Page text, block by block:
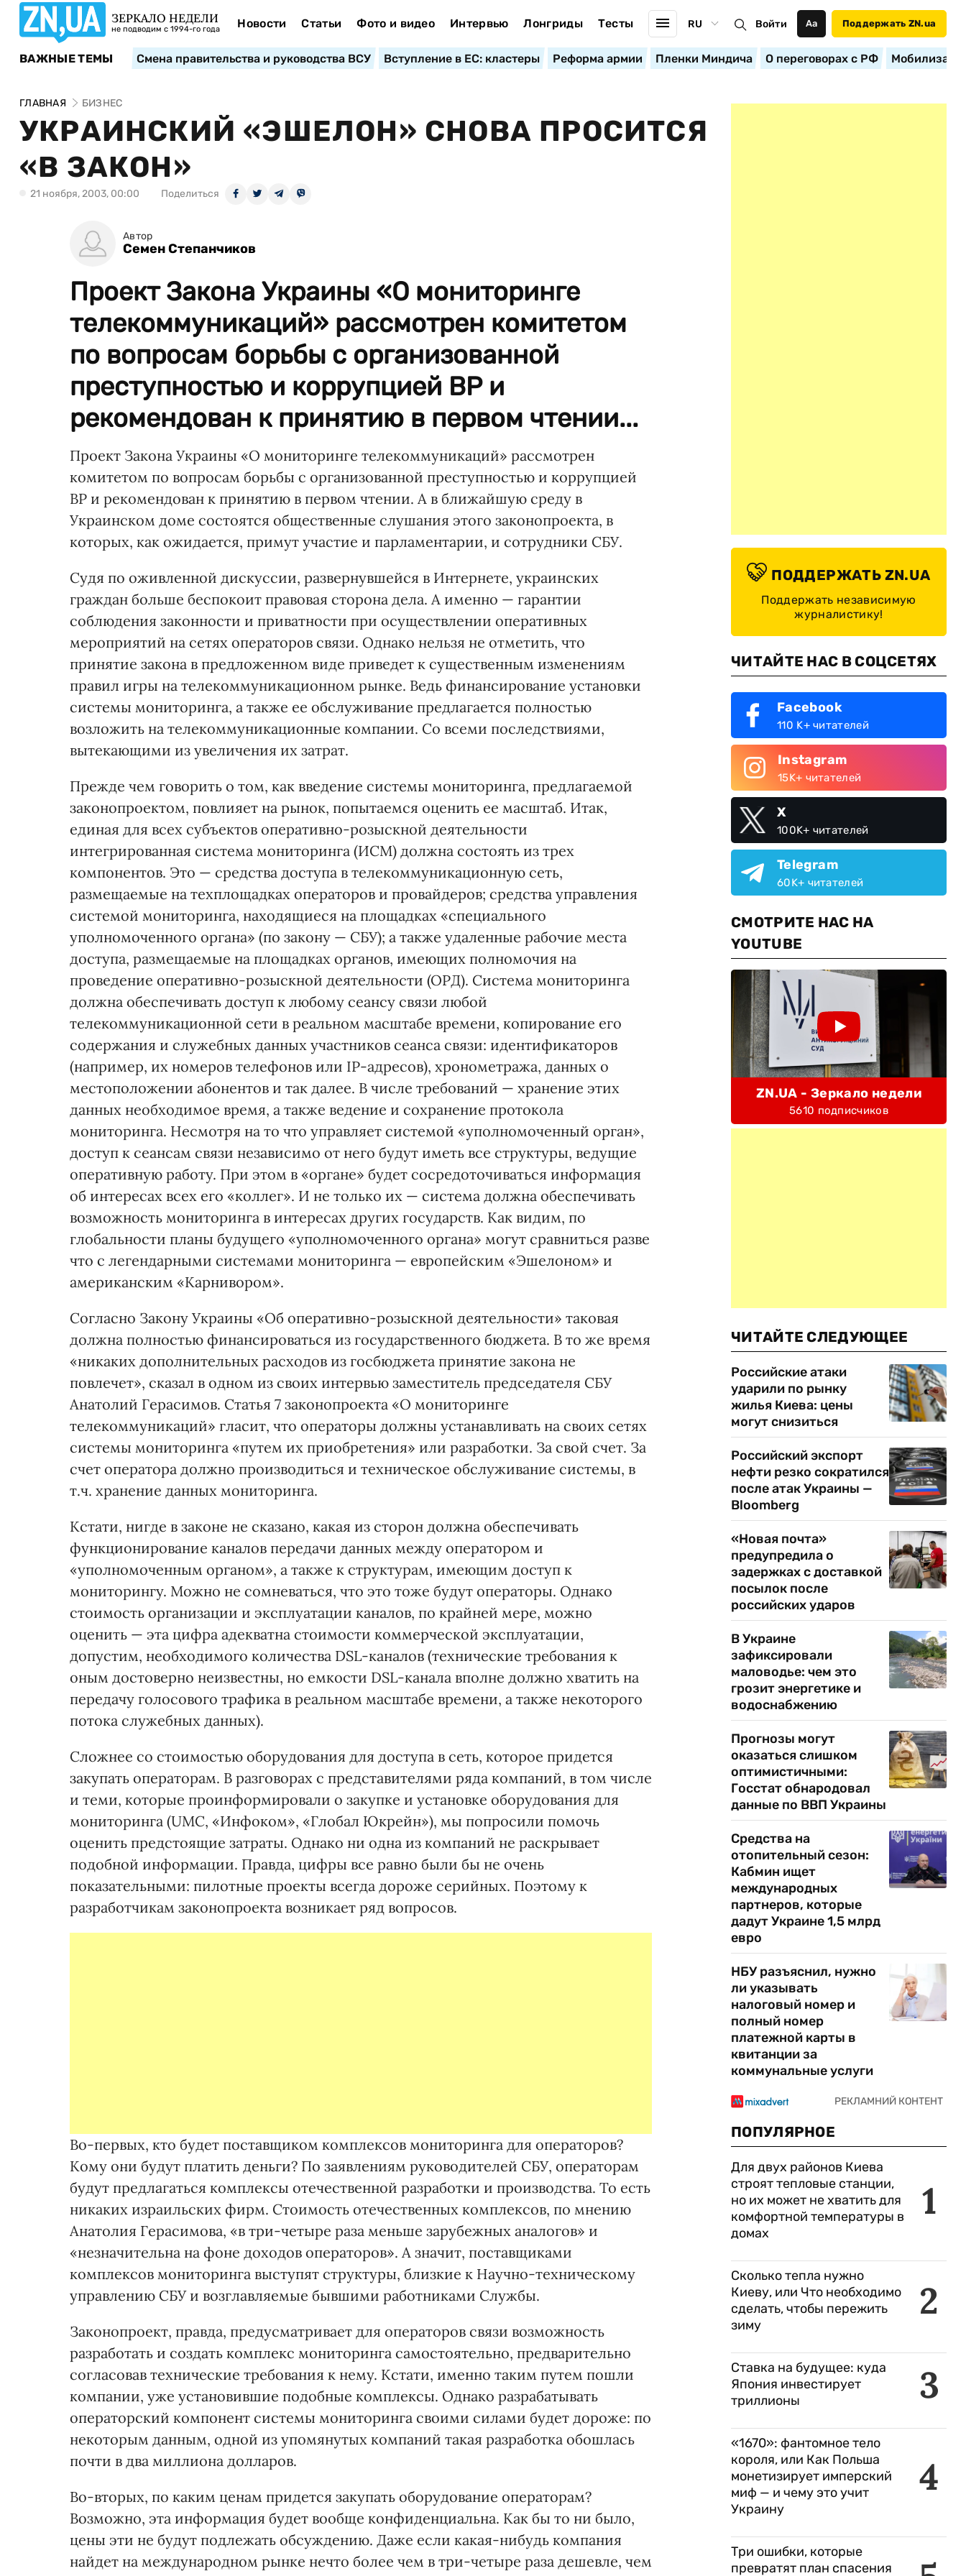
ЗЕРКАЛО НЕДЕЛИ
не подводим с 1994-го года Новости Статьи Фото и видео Интервью Лонгриды Тесты RU Войти Аа Поддержать ZN.ua
ВАЖНЫЕ ТЕМЫ Смена правительства и руководства ВСУ Вступление в ЕС: кластеры Реформа армии Пленки Миндича О переговорах с РФ
ГЛАВНАЯ БИЗНЕС
УКРАИНСКИЙ «ЭШЕЛОН» СНОВА ПРОСИТСЯ
«В ЗАКОН»
21 ноября, 2003, 00:00 Поделиться
Автор
Семен Степанчиков
Проект Закона Украины «О мониторинге
телекоммуникаций» рассмотрен комитетом
по вопросам борьбы с организованной
преступностью и коррупцией ВР и
рекомендован к принятию в первом чтении...
Проект Закона Украины «О мониторинге телекоммуникаций» рассмотрен
комитетом по вопросам борьбы с организованной преступностью и коррупцией
ВР и рекомендован к принятию в первом чтении. А в ближайшую среду в
Украинском доме состоятся общественные слушания этого законопроекта, в
которых, как ожидается, примут участие и парламентарии, и сотрудники СБУ.
Судя по оживленной дискуссии, развернувшейся в Интернете, украинских
граждан больше беспокоит правовая сторона дела. А именно — гарантии
соблюдения законности и приватности при осуществлении оперативных
мероприятий на сетях операторов связи. Однако нельзя не отметить, что
принятие закона в предложенном виде приведет к существенным изменениям
правил игры на телекоммуникационном рынке. Ведь финансирование установки
системы мониторинга, а также ее обслуживание предлагается полностью
возложить на телекоммуникационные компании. Со всеми последствиями,
вытекающими из увеличения их затрат.
Прежде чем говорить о том, как введение системы мониторинга, предлагаемой
законопроектом, повлияет на рынок, попытаемся оценить ее масштаб. Итак,
единая для всех субъектов оперативно-розыскной деятельности
интегрированная система мониторинга (ИСМ) должна состоять из трех
компонентов. Это — средства доступа в телекоммуникационную сеть,
размещаемые на техплощадках операторов и провайдеров; средства управления
системой мониторинга, находящиеся на площадках «специального
уполномоченного органа» (по закону — СБУ); а также удаленные рабочие места
доступа, размещаемые на площадках органов, имеющих полномочия на
проведение оперативно-розыскной деятельности (ОРД). Система мониторинга
должна обеспечивать доступ к любому сеансу связи любой
телекоммуникационной сети в реальном масштабе времени, копирование его
содержания и служебных данных участников сеанса связи: идентификаторов
(например, их номеров телефонов или IP-адресов), хронометража, данных о
местоположении абонентов и так далее. В числе требований — хранение этих
данных необходимое время, а также ведение и сохранение протокола
мониторинга. Несмотря на то что управляет системой «уполномоченный орган»,
доступ к сеансам связи независимо от него будут иметь все структуры, ведущие
оперативную работу. При этом в «органе» будет сосредоточиваться информация
об интересах всех его «коллег». И не только их — система должна обеспечивать
возможность мониторинга в интересах других государств. Как видим, по
глобальности планы будущего «уполномоченного органа» могут сравниться разве
что с легендарными системами мониторинга — европейским «Эшелоном» и
американским «Карнивором».
Согласно Закону Украины «Об оперативно-розыскной деятельности» таковая
должна полностью финансироваться из государственного бюджета. В то же время
«никаких дополнительных расходов из госбюджета принятие закона не
повлечет», сказал в одном из своих интервью заместитель председателя СБУ
Анатолий Герасимов. Статья 7 законопроекта «О мониторинге
телекоммуникаций» гласит, что операторы должны устанавливать на своих сетях
системы мониторинга «путем их приобретения» или разработки. За свой счет. За
счет оператора должно производиться и техническое обслуживание системы, в
т.ч. хранение данных мониторинга.
Кстати, нигде в законе не сказано, какая из сторон должна обеспечивать
функционирование каналов передачи данных между оператором и
«уполномоченным органом», а также к структурам, имеющим доступ к
мониторингу. Можно не сомневаться, что это тоже будут операторы. Однако
стоимость организации и эксплуатации каналов, по крайней мере, можно
оценить — эта цифра адекватна стоимости коммерческой эксплуатации,
допустим, необходимого количества DSL-каналов (технические требования к
оным достоверно неизвестны, но емкости DSL-канала вполне должно хватить на
передачу голосового трафика в реальном масштабе времени, а также некоторого
потока служебных данных).
Сложнее со стоимостью оборудования для доступа в сеть, которое придется
закупать операторам. В разговорах с представителями ряда компаний, в том числе
и теми, которые проинформировали о закупке и установке оборудования для
мониторинга (UMC, «Инфоком», «Глобал Юкрейн»), мы попросили помочь
оценить предстоящие затраты. Однако ни одна из компаний не раскрывает
подобной информации. Правда, цифры все равно были бы не очень
показательными: пилотные проекты всегда дороже серийных. Поэтому к
разработчикам законопроекта возникает ряд вопросов.
Во-первых, кто будет поставщиком комплексов мониторинга для операторов?
Кому они будут платить деньги? По заявлениям руководителей СБУ, операторам
будут предлагаться комплексы отечественной разработки и производства. То есть
никаких израильских фирм. Стоимость отечественных комплексов, по мнению
Анатолия Герасимова, «в три-четыре раза меньше зарубежных аналогов» и
«незначительна на фоне доходов операторов». А значит, поставщиками
комплексов мониторинга выступят структуры, близкие к Научно-техническому
управлению СБУ и возглавляемые бывшими работниками Службы.
Законопроект, правда, предусматривает для операторов связи возможность
разработать и создать комплекс мониторинга самостоятельно, предварительно
согласовав технические требования к нему. Кстати, именно таким путем пошли
компании, уже установившие подобные комплексы. Однако разрабатывать
операторский компонент системы мониторинга своими силами будет дороже: по
некоторым данным, одной из упомянутых компаний такая разработка обошлась
почти в два миллиона долларов.
Во-вторых, по каким ценам придется закупать оборудование операторам?
Возможно, эта информация будет вообще конфиденциальна. Как бы то ни было,
цены эти не будут подлежать обсуждению. Даже если какая-нибудь компания
найдет на международном рынке нечто более чем в три-четыре раза дешевле, чем
ПОДДЕРЖАТЬ ZN.UA
Поддержать независимую
журналистику!
ЧИТАЙТЕ НАС В СОЦСЕТЯХ
Facebook
110 K+ читателей
Instagram
15K+ читателей
X
100K+ читателей
Telegram
60K+ читателей
СМОТРИТЕ НАС НА
YOUTUBE
ZN.UA - Зеркало недели
5610 подписчиков
ЧИТАЙТЕ СЛЕДУЮЩЕЕ
Российские атаки
ударили по рынку
жилья Киева: цены
могут снизиться
Российский экспорт
нефти резко сократился
после атак Украины —
Bloomberg
«Новая почта»
предупредила о
задержках с доставкой
посылок после
российских ударов
В Украине
зафиксировали
маловодье: чем это
грозит энергетике и
водоснабжению
Прогнозы могут
оказаться слишком
оптимистичными:
Госстат обнародовал
данные по ВВП Украины
Средства на
отопительный сезон:
Кабмин ищет
международных
партнеров, которые
дадут Украине 1,5 млрд
евро
НБУ разъяснил, нужно
ли указывать
налоговый номер и
полный номер
платежной карты в
квитанции за
коммунальные услуги
ПОПУЛЯРНОЕ
1
Для двух районов Киева
строят тепловые станции,
но их может не хватить для
комфортной температуры в
домах
2
Сколько тепла нужно
Киеву, или Что необходимо
сделать, чтобы пережить
зиму
3
Ставка на будущее: куда
Япония инвестирует
триллионы
4
«1670»: фантомное тело
короля, или Как Польша
монетизирует имперский
миф — и чему это учит
Украину
Три ошибки, которые
превратят план спасения